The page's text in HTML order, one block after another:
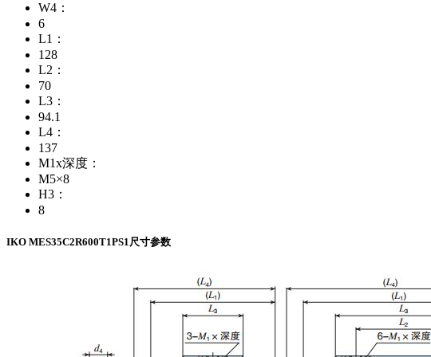
W4：
6
L1：
128
L2：
70
L3：
94.1
L4：
137
M1x深度：
M5×8
H3：
8
IKO MES35C2R600T1PS1尺寸参数